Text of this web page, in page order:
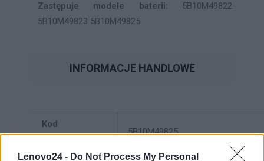
Lenovo24 - Do Not Process My Personal
Zastępuje modele baterii: 5B10M49822
5B10M49823 5B10M49825
INFORMACJE HANDLOWE
Kod
5B10M49825